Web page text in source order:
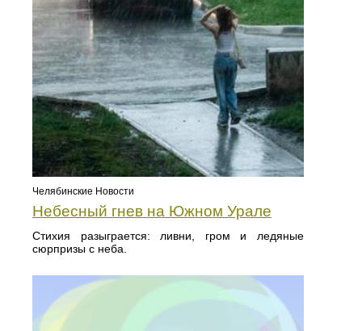
Челябинские Новости
Небесный гнев на Южном Урале
Стихия разыграется: ливни, гром и ледяные
сюрпризы с неба.